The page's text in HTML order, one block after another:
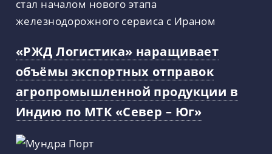
стал началом нового этапа
железнодорожного сервиса с Ираном
«РЖД Логистика» наращивает
объёмы экспортных отправок
агропромышленной продукции в
Индию по МТК «Север – Юг»